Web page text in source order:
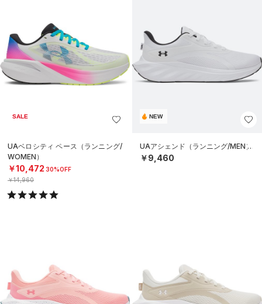
SALE
UAベロシティ ペース（ランニング/
WOMEN）
￥10,472 30%OFF
￥14,960
NEW
UAアシェンド（ランニング/MEN）
￥9,460